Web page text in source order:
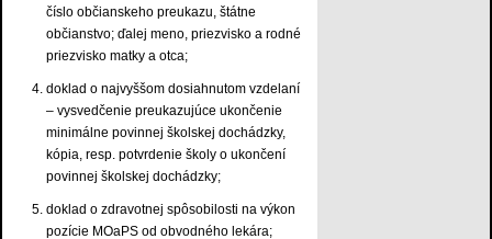
číslo občianskeho preukazu, štátne
občianstvo; ďalej meno, priezvisko a rodné
priezvisko matky a otca;
doklad o najvyššom dosiahnutom vzdelaní
– vysvedčenie preukazujúce ukončenie
minimálne povinnej školskej dochádzky,
kópia, resp. potvrdenie školy o ukončení
povinnej školskej dochádzky;
doklad o zdravotnej spôsobilosti na výkon
pozície MOaPS od obvodného lekára;